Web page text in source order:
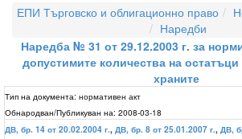
ЕПИ Търговско и облигационно право
Наредби
Наредба № 31 от 29.12.2003 г. за
допустимите количества на
храните
Тип на документа: нормативен акт
Обнародван/Публикуван на: 2008-03-18
ДВ, бр. 14 от 20.02.2004 г., ДВ, бр. 8 от 25.01.2007 г., ДВ,